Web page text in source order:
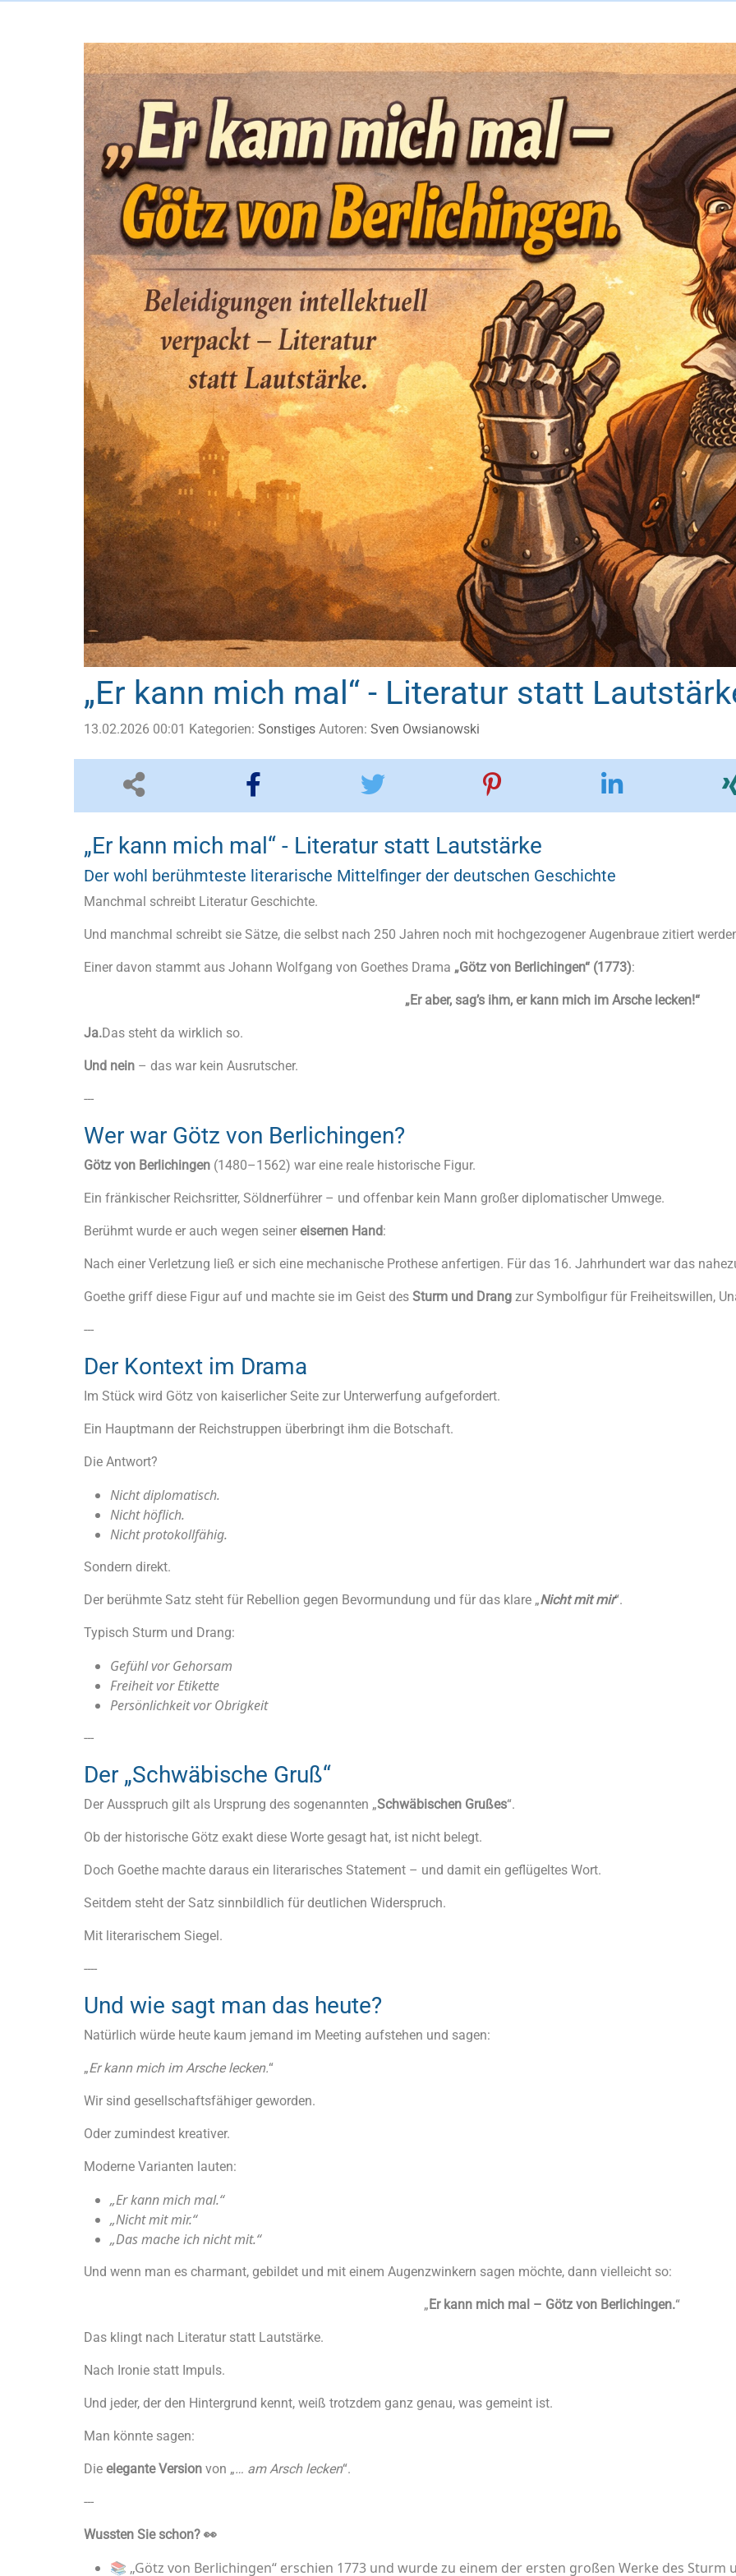
„Er kann mich mal“ - Literatur statt
13.02.2026 00:01 Kategorien: Sonstiges Autoren: Sven Owsianowski
„Er kann mich mal“ - Literatur statt Lautstärke
Der wohl berühmteste literarische Mittelfinger der deutschen Geschichte
Manchmal schreibt Literatur Geschichte.
Und manchmal schreibt sie Sätze, die selbst nach 250 Jahren noch mit hochgezogener Augenbraue zitiert
Einer davon stammt aus Johann Wolfgang von Goethes Drama „Götz von Berlichingen“ (1773):
„Er aber, sag’s ihm, er kann mich im Arsche lecken!“
Ja.Das steht da wirklich so.
Und nein – das war kein Ausrutscher.
---
Wer war Götz von Berlichingen?
Götz von Berlichingen (1480–1562) war eine reale historische Figur.
Ein fränkischer Reichsritter, Söldnerführer – und offenbar kein Mann großer diplomatischer Umwege.
Berühmt wurde er auch wegen seiner eisernen Hand:
Nach einer Verletzung ließ er sich eine mechanische Prothese anfertigen. Für das 16. Jahrhundert war das
Goethe griff diese Figur auf und machte sie im Geist des Sturm und Drang zur Symbolfigur für Freiheitswillen,
---
Der Kontext im Drama
Im Stück wird Götz von kaiserlicher Seite zur Unterwerfung aufgefordert.
Ein Hauptmann der Reichstruppen überbringt ihm die Botschaft.
Die Antwort?
Nicht diplomatisch.
Nicht höflich.
Nicht protokollfähig.
Sondern direkt.
Der berühmte Satz steht für Rebellion gegen Bevormundung und für das klare „Nicht mit mir“.
Typisch Sturm und Drang:
Gefühl vor Gehorsam
Freiheit vor Etikette
Persönlichkeit vor Obrigkeit
---
Der „Schwäbische Gruß“
Der Ausspruch gilt als Ursprung des sogenannten „Schwäbischen Grußes“.
Ob der historische Götz exakt diese Worte gesagt hat, ist nicht belegt.
Doch Goethe machte daraus ein literarisches Statement – und damit ein geflügeltes Wort.
Seitdem steht der Satz sinnbildlich für deutlichen Widerspruch.
Mit literarischem Siegel.
----
Und wie sagt man das heute?
Natürlich würde heute kaum jemand im Meeting aufstehen und sagen:
„Er kann mich im Arsche lecken.“
Wir sind gesellschaftsfähiger geworden.
Oder zumindest kreativer.
Moderne Varianten lauten:
„Er kann mich mal.“
„Nicht mit mir.“
„Das mache ich nicht mit.“
Und wenn man es charmant, gebildet und mit einem Augenzwinkern sagen möchte, dann vielleicht so:
„Er kann mich mal – Götz von Berlichingen.“
Das klingt nach Literatur statt Lautstärke.
Nach Ironie statt Impuls.
Und jeder, der den Hintergrund kennt, weiß trotzdem ganz genau, was gemeint ist.
Man könnte sagen:
Die elegante Version von „… am Arsch lecken“.
---
Wussten Sie schon? 👀
📚 „Götz von Berlichingen“ erschien 1773 und wurde zu einem der ersten großen Werke des Sturm